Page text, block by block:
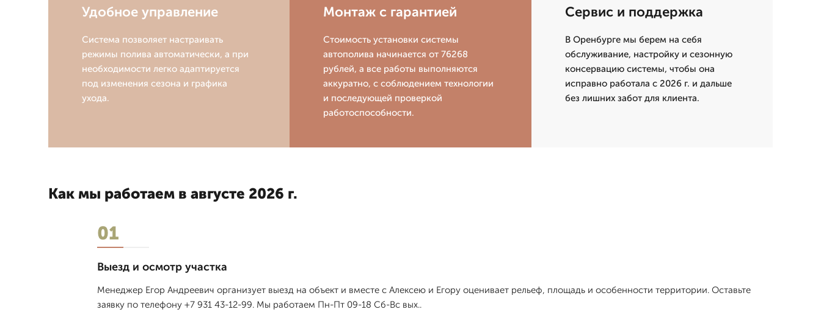
Удобное управление
Система позволяет настраивать
режимы полива автоматически, а при
необходимости легко адаптируется
под изменения сезона и графика
ухода.
Монтаж с гарантией
Стоимость установки системы
автополива начинается от 76268
рублей, а все работы выполняются
аккуратно, с соблюдением технологии
и последующей проверкой
работоспособности.
Сервис и поддержка
В Оренбурге мы берем на себя
обслуживание, настройку и сезонную
консервацию системы, чтобы она
исправно работала с 2026 г. и дальше
без лишних забот для клиента.
Как мы работаем в августе 2026 г.
01
Выезд и осмотр участка
Менеджер Егор Андреевич организует выезд на объект и вместе с Алексею и Егору оценивает рельеф, площадь и особенности территории. Оставьте
заявку по телефону +7 931 43-12-99. Мы работаем Пн-Пт 09-18 Сб-Вс вых..